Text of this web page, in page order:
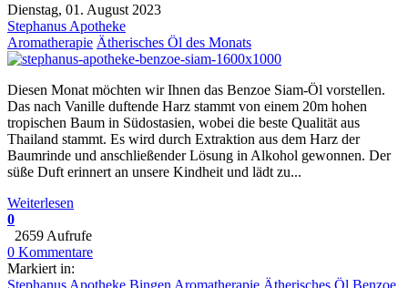
Dienstag, 01. August 2023
Stephanus Apotheke
Aromatherapie Ätherisches Öl des Monats
Diesen Monat möchten wir Ihnen das Benzoe Siam-Öl vorstellen.
Das nach Vanille duftende Harz stammt von einem 20m hohen
tropischen Baum in Südostasien, wobei die beste Qualität aus
Thailand stammt. Es wird durch Extraktion aus dem Harz der
Baumrinde und anschließender Lösung in Alkohol gewonnen. Der
süße Duft erinnert an unsere Kindheit und lädt zu...
Weiterlesen
0
2659 Aufrufe
0 Kommentare
Markiert in:
Stephanus Apotheke Bingen Aromatherapie Ätherisches Öl Benzoe